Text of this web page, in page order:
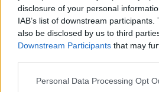
disclosure of your personal
IAB’s list of downstream
also be disclosed by us to third
Downstream Participants that may
Please note that this website/app
Personal Data Processing Opt
ajánljuk fel segítségünket,
magyar színház-szakmai
benne, hogy a jövőben valódi
szakmánkat érintő kérdésekről
képviselői már a döntések
kifejthetik majd álláspontjukat!